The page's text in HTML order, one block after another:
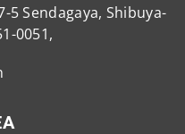
5 Sendagaya, Shibuya-
0051,